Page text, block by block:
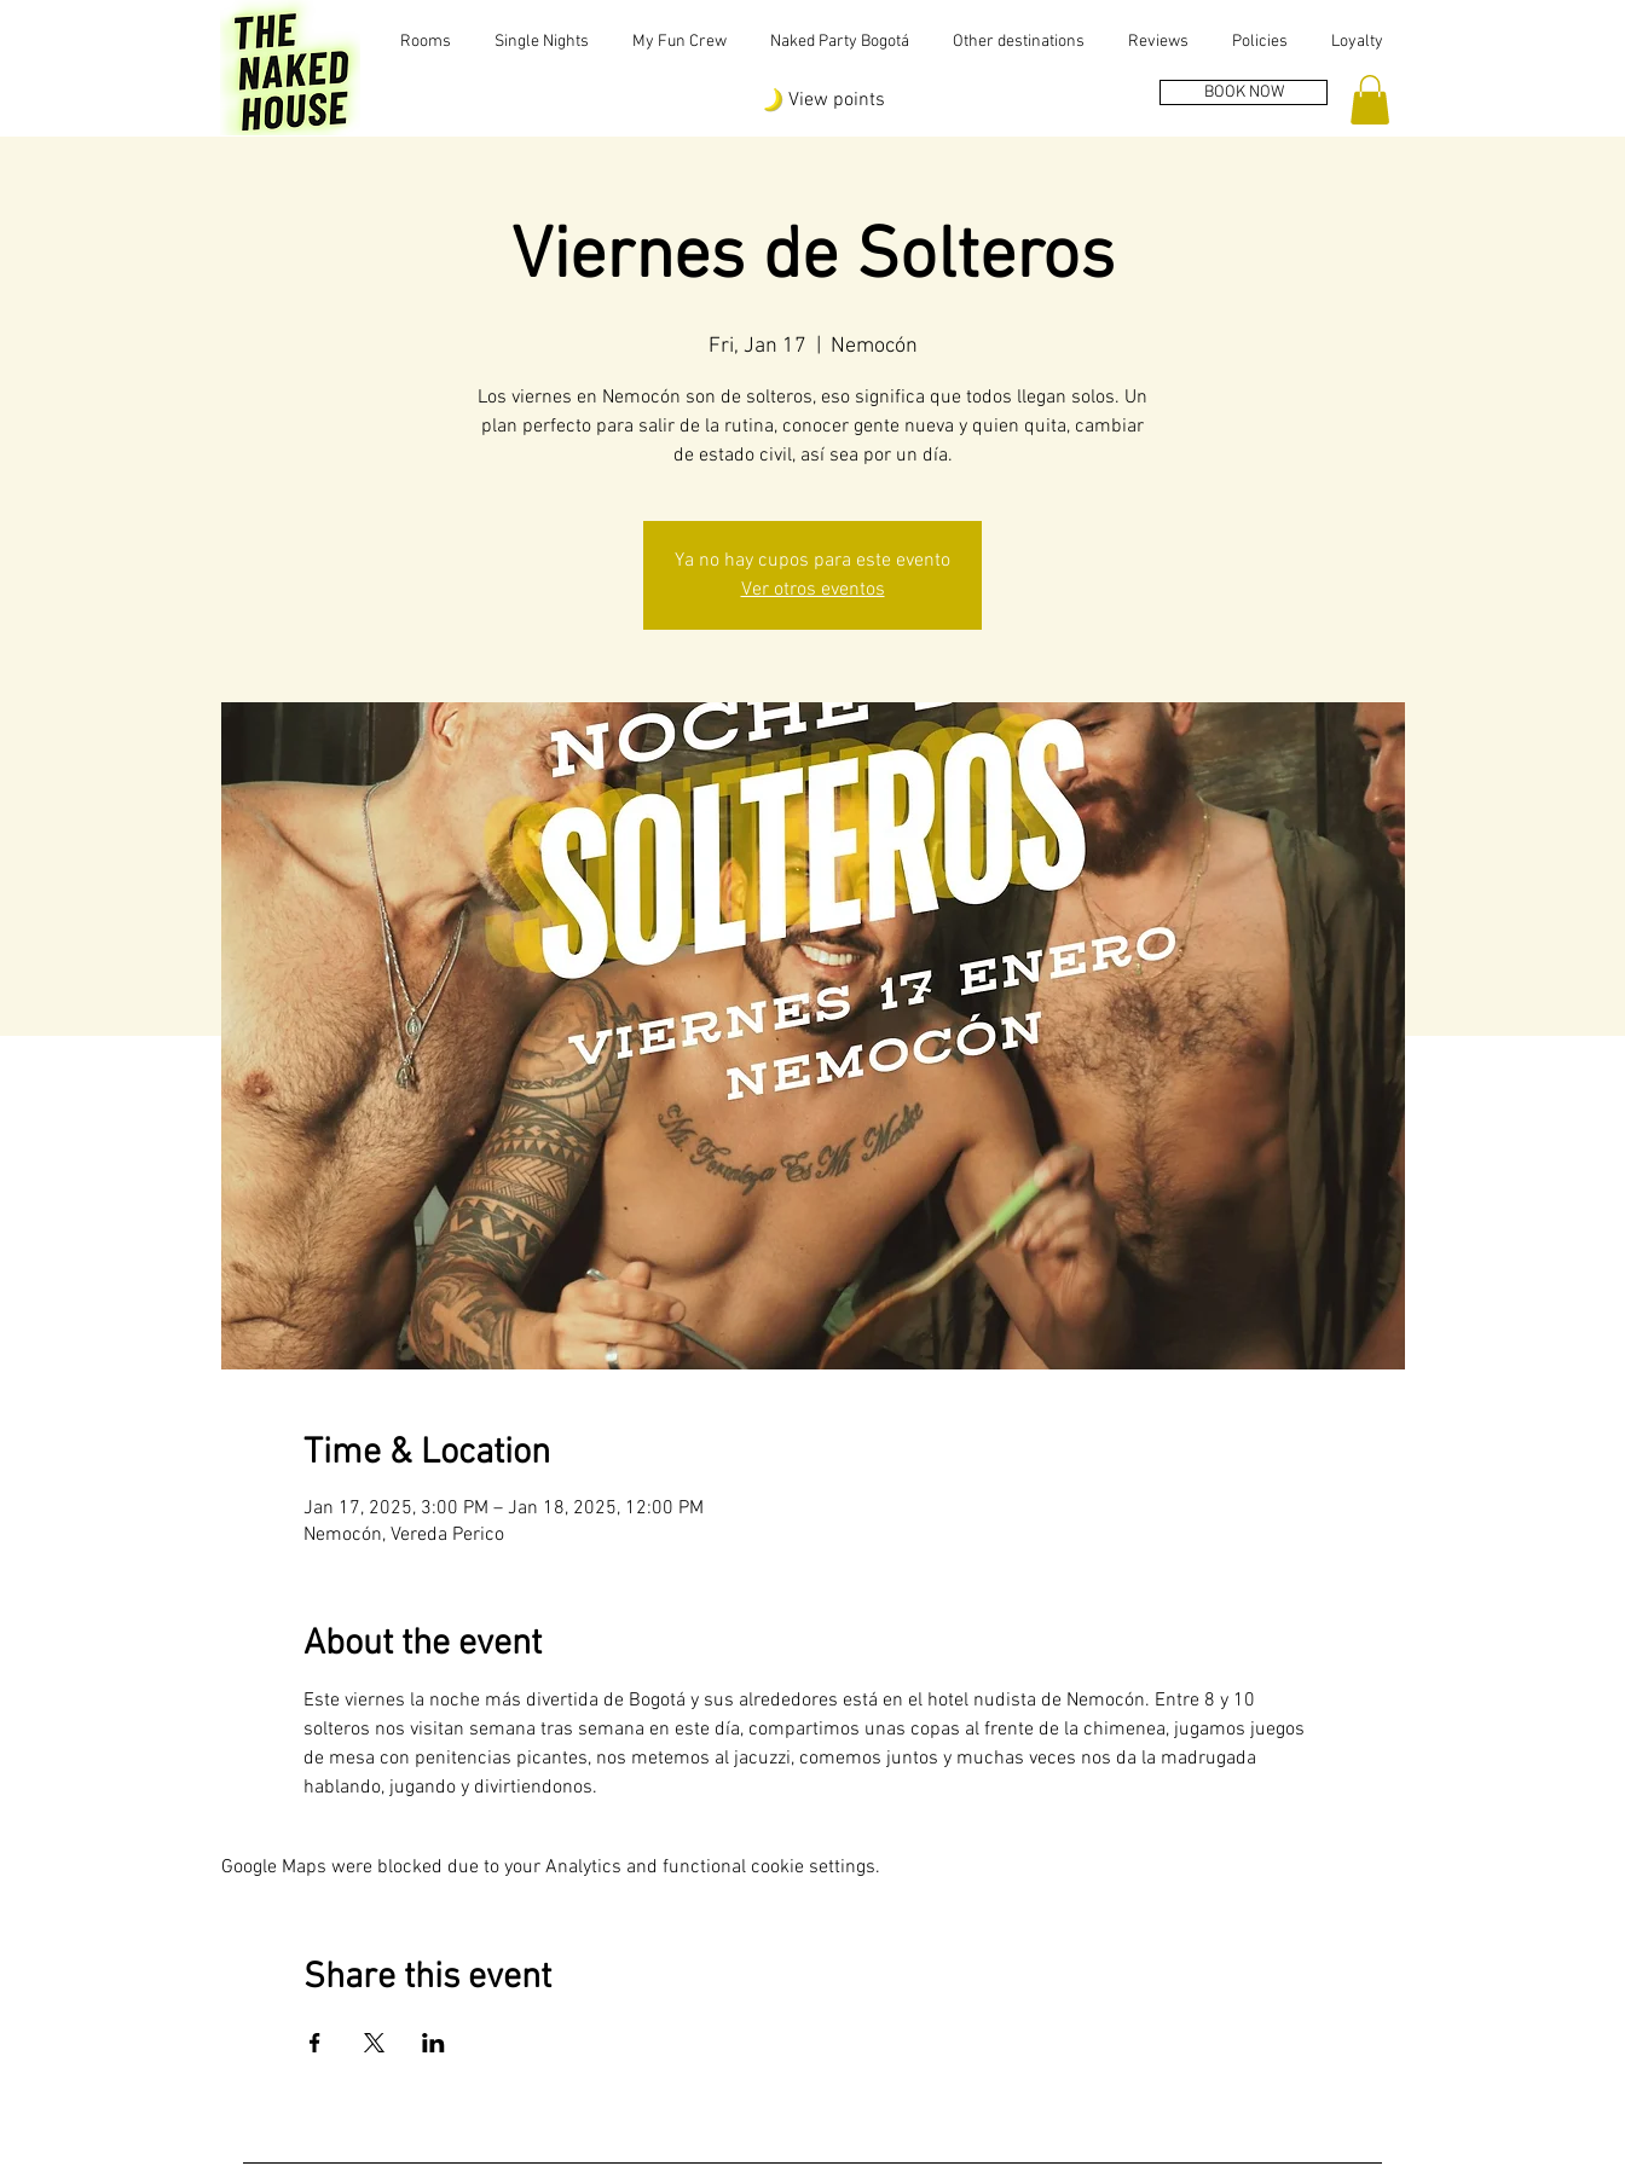
Rooms Single Nights My Fun Crew Naked Party Bogotá Other destinations Reviews Policies Loyalty
View points BOOK NOW
Viernes de Solteros
Fri, Jan 17 Nemocón
Los viernes en Nemocón son de solteros, eso significa que todos llegan solos. Un
plan perfecto para salir de la rutina, conocer gente nueva y quien quita, cambiar
de estado civil, así sea por un día.
Ya no hay cupos para este evento
Ver otros eventos
Time & Location
Jan 17, 2025, 3:00 PM – Jan 18, 2025, 12:00 PM
Nemocón, Vereda Perico
About the event
Este viernes la noche más divertida de Bogotá y sus alrededores está en el hotel nudista de Nemocón. Entre 8 y 10
solteros nos visitan semana tras semana en este día, compartimos unas copas al frente de la chimenea, jugamos juegos
de mesa con penitencias picantes, nos metemos al jacuzzi, comemos juntos y muchas veces nos da la madrugada
hablando, jugando y divirtiendonos.
Google Maps were blocked due to your Analytics and functional cookie settings.
Share this event